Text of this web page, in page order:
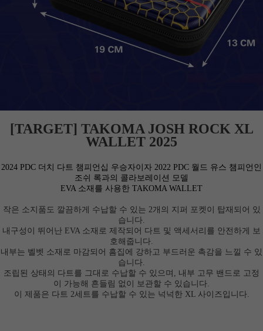
[TARGET] TAKOMA JOSH ROCK XL
WALLET 2025
2024 PDC 더치 다트 챔피언십 우승자이자 2022 PDC 월드 유스 챔피언인
조쉬 록과의 콜라보레이션 모델
EVA 소재를 사용한 TAKOMA WALLET
작은 소지품도 깔끔하게 수납할 수 있는 2개의 지퍼 포켓이 탑재되어 있
습니다.
내구성이 뛰어난 EVA 소재로 제작되어 다트 및 액세서리를 안전하게 보
호해줍니다.
내부는 벨벳 소재로 마감되어 흠집에 강하고 부드러운 촉감을 느낄 수 있
습니다.
조립된 상태의 다트를 그대로 수납할 수 있으며, 내부 고무 밴드로 고정
이 가능해 흔들림 없이 보관할 수 있습니다.
이 제품은 다트 2세트를 수납할 수 있는 넉넉한 XL 사이즈 입니다.